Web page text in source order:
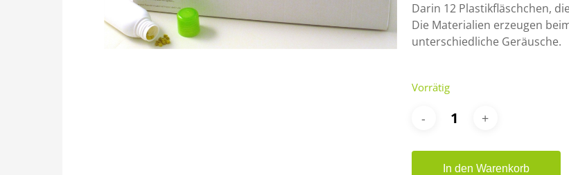
Darin 12 Plastikfläschchen,
Die Materialien erzeugen
unterschiedliche Geräusche.
Vorrätig
In den Warenkorb